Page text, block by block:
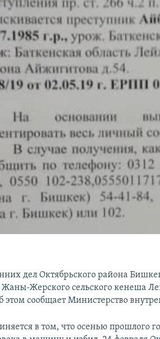
дел Октябрьского района
Жаны-Жерского сельского кенеша
этом сообщает Министерство
в том, что осенью прошлого